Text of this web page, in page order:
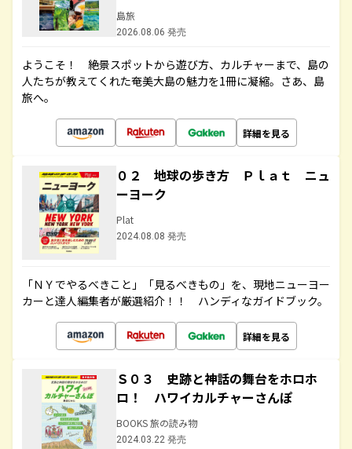
島旅
2026.08.06 発売
ようこそ！ 絶景スポットから遊び方、カルチャーまで、島の
人たちが教えてくれた奄美大島の魅力を1冊に凝縮。さあ、島
旅へ。
詳細を見る
０２ 地球の歩き方 Ｐｌａｔ ニュ
ーヨーク
Plat
2024.08.08 発売
「ＮＹでやるべきこと」「見るべきもの」を、現地ニューヨー
カーと達人編集者が厳選紹介！！ ハンディなガイドブック。
詳細を見る
Ｓ０３ 史跡と神話の舞台をホロホ
ロ！ ハワイカルチャーさんぽ
BOOKS 旅の読み物
2024.03.22 発売